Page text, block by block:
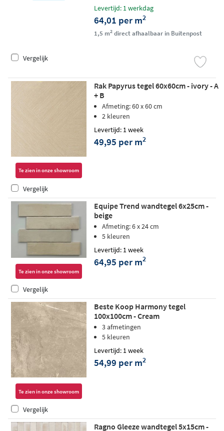
Levertijd: 1 werkdag
64,01 per m2
1,5 m2direct afhaalbaar in Buitenpost
Vergelijk
Te zien in onze showroom
Rak Papyrus tegel 60x60cm - ivory - A
+ B
Afmeting: 60 x 60 cm
2 kleuren
Levertijd: 1 week
49,95 per m2
Vergelijk
Te zien in onze showroom
Equipe Trend wandtegel 6x25cm -
beige
Afmeting: 6 x 24 cm
5 kleuren
Levertijd: 1 week
64,95 per m2
Vergelijk
Te zien in onze showroom
Beste Koop Harmony tegel
100x100cm - Cream
3 afmetingen
5 kleuren
Levertijd: 1 week
54,99 per m2
Vergelijk
Ragno Gleeze wandtegel 5x15cm -